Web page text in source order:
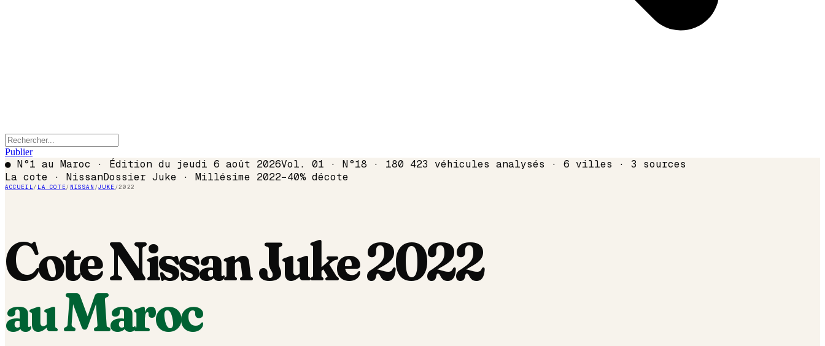
Publier
● N°1 au Maroc · Édition du jeudi 6 août 2026Vol. 01 · N°18 · 180 423 véhicules analysés · 6 villes · 3 sources
La cote · NissanDossier Juke · Millésime 2022−40% décote
ACCUEIL/ LA COTE/ NISSAN /JUKE /2022
CoteNissanJuke2022
au Maroc